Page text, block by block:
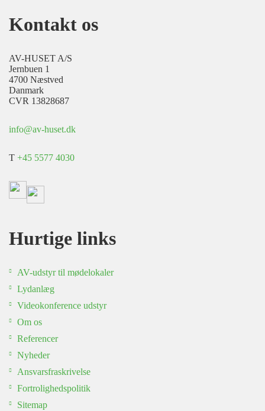
Kontakt os
AV-HUSET A/S
Jernbuen 1
4700 Næstved
Danmark
CVR 13828687
info@av-huset.dk
T +45 5577 4030
Hurtige links
AV-udstyr til mødelokaler
Lydanlæg
Videokonference udstyr
Om os
Referencer
Nyheder
Ansvarsfraskrivelse
Fortrolighedspolitik
Sitemap